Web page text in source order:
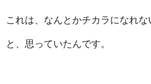
これは、なんとかチカラになれな
と、思っていたんです。